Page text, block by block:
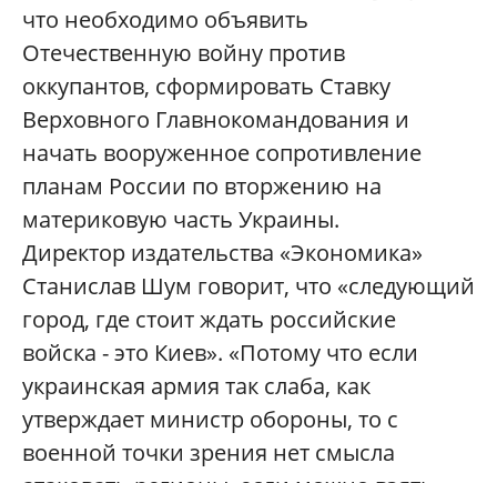
что необходимо объявить
Отечественную войну против
оккупантов, сформировать Ставку
Верховного Главнокомандования и
начать вооруженное сопротивление
планам России по вторжению на
материковую часть Украины.
Директор издательства «Экономика»
Станислав Шум говорит, что «следующий
город, где стоит ждать российские
войска - это Киев». «Потому что если
украинская армия так слаба, как
утверждает министр обороны, то с
военной точки зрения нет смысла